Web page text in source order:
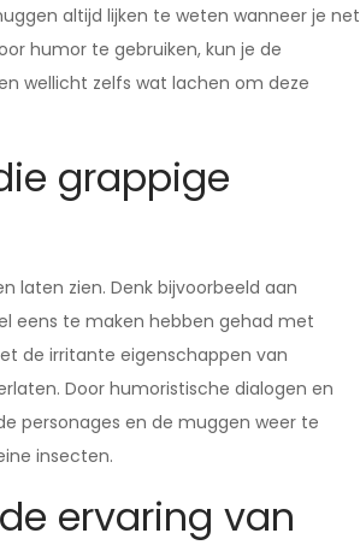
altijd lijken te weten wanneer je net
humor te gebruiken, kun je de
wellicht zelfs wat lachen om deze
grappige
laten zien. Denk bijvoorbeeld aan
eens te maken hebben gehad met
de irritante eigenschappen van
Door humoristische dialogen en
personages en de muggen weer te
insecten.
ervaring van